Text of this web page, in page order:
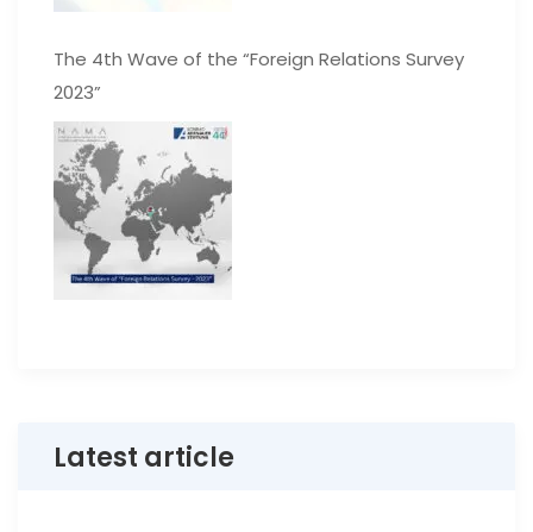
The 4th Wave of the “Foreign Relations Survey
2023”
Latest article